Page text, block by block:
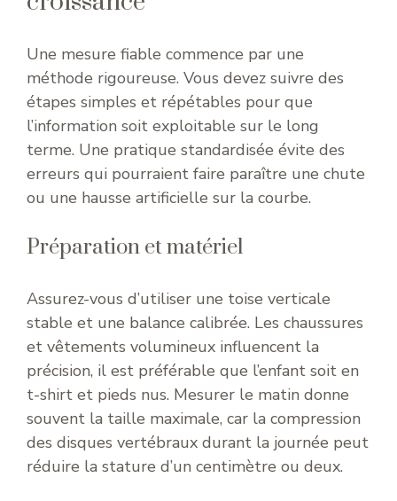
Une mesure fiable commence par une
méthode rigoureuse. Vous devez suivre des
étapes simples et répétables pour que
l’information soit exploitable sur le long
terme. Une pratique standardisée évite des
erreurs qui pourraient faire paraître une chute
ou une hausse artificielle sur la courbe.
Préparation et matériel
Assurez-vous d’utiliser une toise verticale
stable et une balance calibrée. Les chaussures
et vêtements volumineux influencent la
précision, il est préférable que l’enfant soit en
t-shirt et pieds nus. Mesurer le matin donne
souvent la taille maximale, car la compression
des disques vertébraux durant la journée peut
réduire la stature d’un centimètre ou deux.